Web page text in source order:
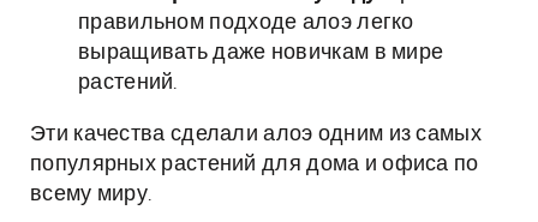
правильном подходе алоэ легко
выращивать даже новичкам в мире
растений.
Эти качества сделали алоэ одним из самых
популярных растений для дома и офиса по
всему миру.